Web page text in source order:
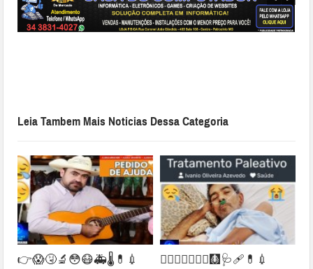
Leia Tambem Mais Noticias Dessa Categoria
👉😱🤧🔬😳😷🚑🌡💊💉
👉🏻😢🙌🏻😱😪🩻🩺🩹💊💉